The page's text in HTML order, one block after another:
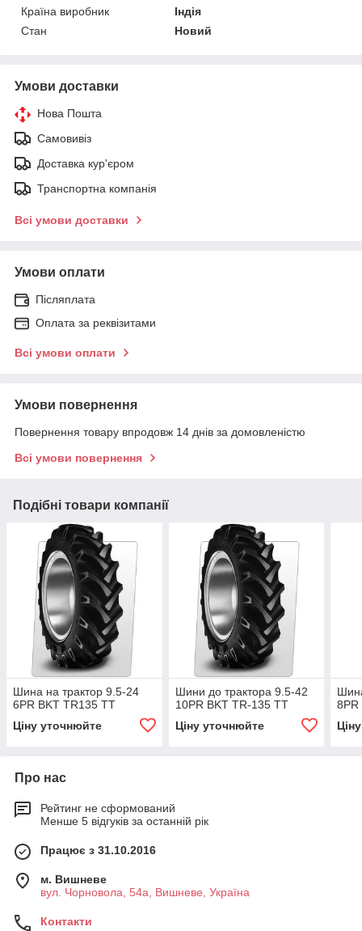
Країна виробник
Індія
Стан
Новий
Умови доставки
Нова Пошта
Самовивіз
Доставка кур'єром
Транспортна компанія
Всі умови доставки
Умови оплати
Післяплата
Оплата за реквізитами
Всі умови оплати
Умови повернення
Повернення товару впродовж 14 днів за домовленістю
Всі умови повернення
Подібні товари компанії
Шина на трактор 9.5-24
6PR BKT TR135 TT
Ціну уточнюйте
Шини до трактора 9.5-42
10PR BKT TR-135 TT
Ціну уточнюйте
8PR
Про нас
Рейтинг не сформований
Менше 5 відгуків за останній рік
Працює з 31.10.2016
м. Вишневе
вул. Чорновола, 54а, Вишневе, Україна
Контакти